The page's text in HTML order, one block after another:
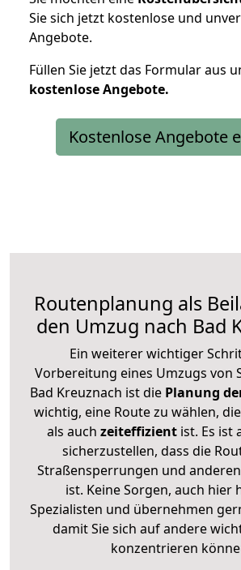
Sie sich jetzt kostenlose und
Angebote.
Füllen Sie jetzt das Formular aus
kostenloseAngebote.
Kostenlose Angebote
Routenplanung als
den Umzug nach Bad
Ein weiterer wichtiger
Vorbereitung eines Umzugs von
Bad Kreuznach ist diePlanung
wichtig, eine Route zu wählen,
als auch zeiteffizientist. Es ist
sicherzustellen, dass die
Straßensperrungen und
ist. Keine Sorgen, auch hier
Spezialisten und übernehmen
damit Sie sich auf andere
konzentrieren